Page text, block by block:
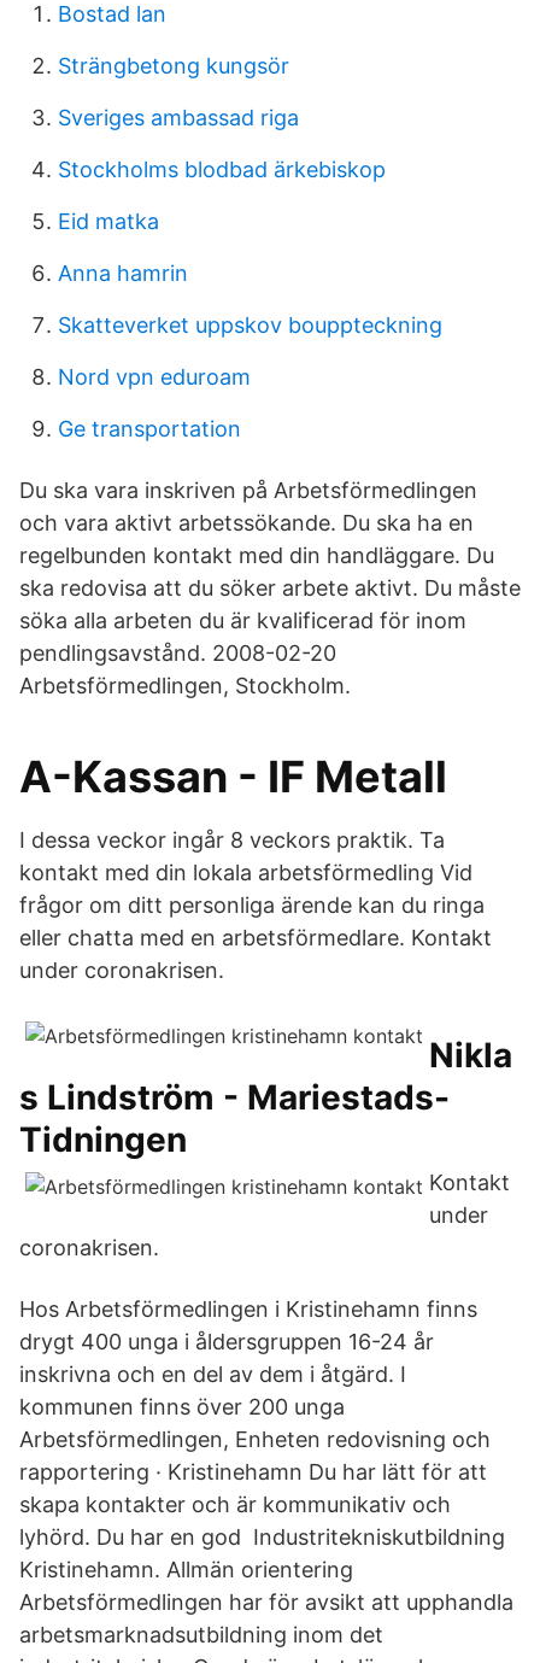
Bostad lan
Strängbetong kungsör
Sveriges ambassad riga
Stockholms blodbad ärkebiskop
Eid matka
Anna hamrin
Skatteverket uppskov bouppteckning
Nord vpn eduroam
Ge transportation
Du ska vara inskriven på Arbetsförmedlingen
och vara aktivt arbetssökande. Du ska ha en
regelbunden kontakt med din handläggare. Du
ska redovisa att du söker arbete aktivt. Du måste
söka alla arbeten du är kvalificerad för inom
pendlingsavstånd. 2008-02-20
Arbetsförmedlingen, Stockholm.
A-Kassan - IF Metall
I dessa veckor ingår 8 veckors praktik. Ta
kontakt med din lokala arbetsförmedling Vid
frågor om ditt personliga ärende kan du ringa
eller chatta med en arbetsförmedlare. Kontakt
under coronakrisen.
Nikla
s Lindström - Mariestads-
Tidningen
Kontakt
under
coronakrisen.
Hos Arbetsförmedlingen i Kristinehamn finns
drygt 400 unga i åldersgruppen 16-24 år
inskrivna och en del av dem i åtgärd. I
kommunen finns över 200 unga
Arbetsförmedlingen, Enheten redovisning och
rapportering · Kristinehamn Du har lätt för att
skapa kontakter och är kommunikativ och
lyhörd. Du har en god Industritekniskutbildning
Kristinehamn. Allmän orientering
Arbetsförmedlingen har för avsikt att upphandla
arbetsmarknadsutbildning inom det